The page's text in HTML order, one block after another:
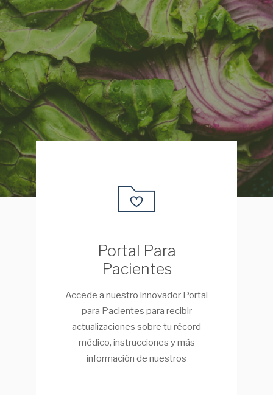
Portal Para
Pacientes
Accede a nuestro innovador Portal
para Pacientes para recibir
actualizaciones sobre tu récord
médico, instrucciones y más
información de nuestros